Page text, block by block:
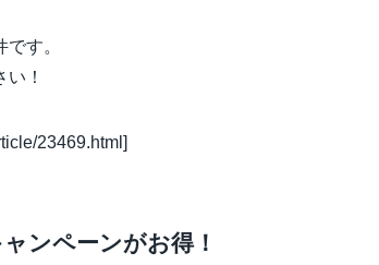
す。
！
23469.html]
ンペーンがお得！